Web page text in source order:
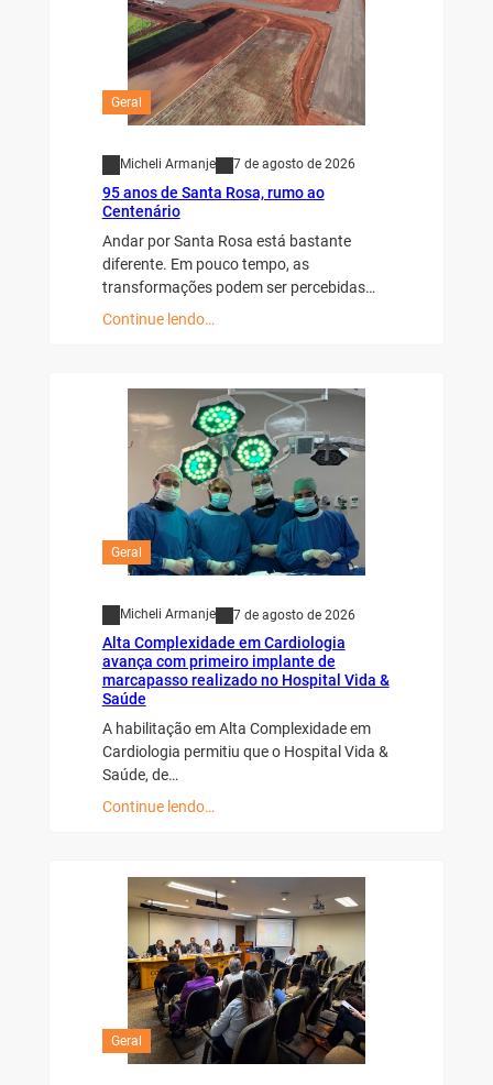
Geral
Micheli Armanje 7 de agosto de 2026
95 anos de Santa Rosa, rumo ao
Centenário
Andar por Santa Rosa está bastante
diferente. Em pouco tempo, as
transformações podem ser percebidas…
Continue lendo…
Geral
Micheli Armanje 7 de agosto de 2026
Alta Complexidade em Cardiologia
avança com primeiro implante de
marcapasso realizado no Hospital Vida &
Saúde
A habilitação em Alta Complexidade em
Cardiologia permitiu que o Hospital Vida &
Saúde, de…
Continue lendo…
Geral